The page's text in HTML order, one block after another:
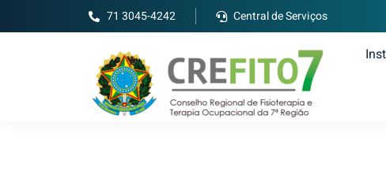
71 3045-4242 Central de Serviços